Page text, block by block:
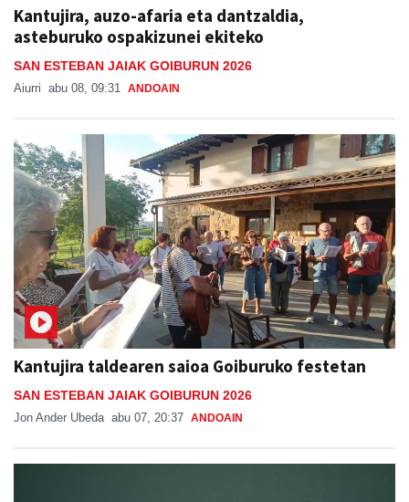
Kantujira, auzo-afaria eta dantzaldia,
asteburuko ospakizunei ekiteko
SAN ESTEBAN JAIAK GOIBURUN 2026
Aiurri abu 08, 09:31 ANDOAIN
Kantujira taldearen saioa Goiburuko festetan
SAN ESTEBAN JAIAK GOIBURUN 2026
Jon Ander Ubeda abu 07, 20:37 ANDOAIN